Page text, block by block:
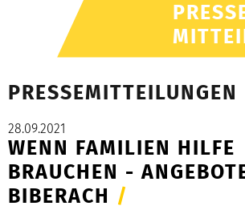
PRESSEMITTEILUNGEN
28.09.2021
WENN FAMILIEN HILFE
BRAUCHEN -
BIBERACH /